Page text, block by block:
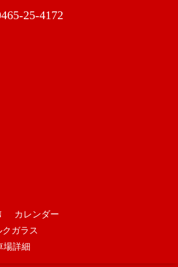
25-4172
カレンダー
クガラス
場詳細